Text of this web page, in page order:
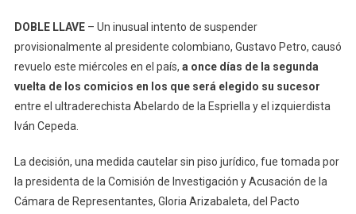
DOBLE LLAVE– Un inusual intento de suspender
provisionalmente al presidente colombiano, Gustavo Petro, causó
revuelo este miércoles en el país, a once días de la segunda
vuelta de los comicios en los que será elegido su sucesor
entre el ultraderechista Abelardo de la Espriella y el izquierdista
Iván Cepeda.
La decisión, una medida cautelar sin piso jurídico, fue tomada por
la presidenta de la Comisión de Investigación y Acusación de la
Cámara de Representantes, Gloria Arizabaleta, del Pacto